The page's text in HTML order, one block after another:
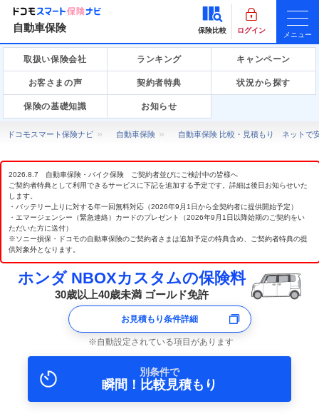
自動車保険 保険比較 ログイン
メニュー
取扱い保険会社 ランキング キャンペーン
お客さまの声 契約者特典 状況から探す
保険の基礎知識 お知らせ
ドコモスマート保険ナビ 自動車保険 自動車保険 比較・見積もり ネットで
2026.8.7 自動車保険・バイク保険 ご契約者並びにご検討中の皆様へ
ご契約者特典として利用できるサービスに下記を追加する予定です。詳細は後日お知らせいた
します。
・バッテリー上りに対する年一回無料対応（2026年9月1日から全契約者に提供開始予定）
・エマージェンシー（緊急連絡）カードのプレゼント（2026年9月1日以降始期のご契約をい
ただいた方に送付）
※ソニー損保・ドコモの自動車保険のご契約者さまは追加予定の特典含め、ご契約者特典の提
供対象外となります。
ホンダ NBOXカスタムの保険料
30歳以上40歳未満 ゴールド免許
お見積もり条件詳細
自動設定されている項目があります
別条件で
瞬間！比較見積もり